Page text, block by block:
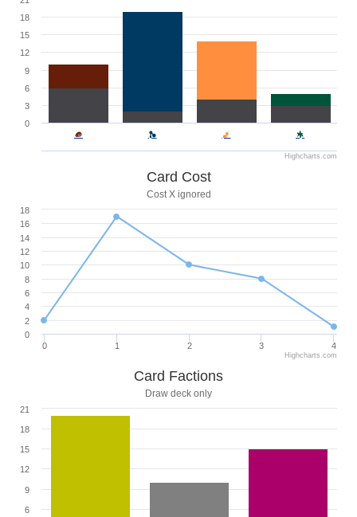
0
3
6
9
12
15
18
Highcharts.com
Card Cost
Cost X ignored
0 1 2 3 4
0
2
4
6
8
10
12
14
16
18
Highcharts.com
Card Factions
Draw deck only
6
9
12
15
18
21